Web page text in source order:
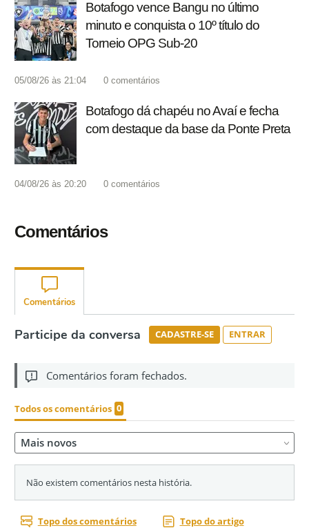
Botafogo vence Bangu no último
minuto e conquista o 10º título do
Torneio OPG Sub-20
05/08/26 às 21:04 0 comentários
Botafogo dá chapéu no Avaí e fecha
com destaque da base da Ponte Preta
04/08/26 às 20:20 0 comentários
Comentários